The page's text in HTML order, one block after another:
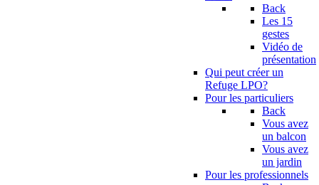
Back
Les 15
gestes
Vidéo de
présentation
Qui peut créer un
Refuge LPO?
Pour les particuliers
Back
Vous avez
un balcon
Vous avez
un jardin
Pour les professionnels